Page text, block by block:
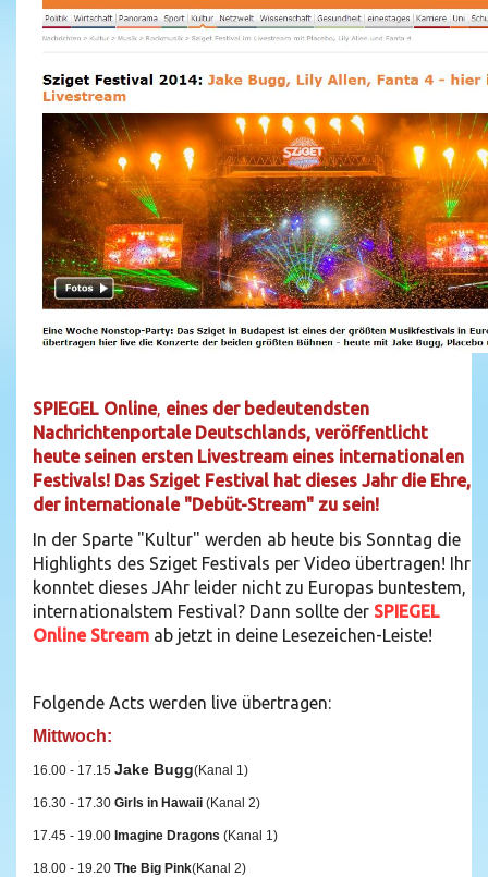
SPIEGEL Online, eines der bedeutendsten
Nachrichtenportale Deutschlands, veröffentlicht
heute seinen ersten Livestream eines internationalen
Festivals! Das Sziget Festival hat dieses Jahr die Ehre,
der internationale "Debüt-Stream" zu sein!
In der Sparte "Kultur" werden ab heute bis Sonntag die
Highlights des Sziget Festivals per Video übertragen! Ihr
konntet dieses JAhr leider nicht zu Europas buntestem,
internationalstem Festival? Dann sollte der SPIEGEL
Online Stream ab jetzt in deine Lesezeichen-Leiste!
Folgende Acts werden live übertragen:
Mittwoch:
16.00 - 17.15 Jake Bugg(Kanal 1)
16.30 - 17.30 Girls in Hawaii (Kanal 2)
17.45 - 19.00 Imagine Dragons (Kanal 1)
18.00 - 19.20 The Big Pink(Kanal 2)